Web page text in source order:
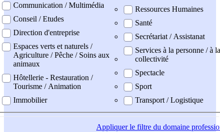
Communication / Multimédia
Conseil / Etudes
Direction d'entreprise
Espaces verts et naturels /
Agriculture / Pêche / Soins aux
animaux
Hôtellerie - Restauration /
Tourisme / Animation
Immobilier
Ressources Humaines
Santé
Secrétariat / Assistanat
Services à la personne / à la
collectivité
Spectacle
Sport
Transport / Logistique
Appliquerle filtre du domaine